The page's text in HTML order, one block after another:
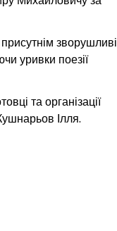
зворушливі
уривки поезії
та організації
Ілля.